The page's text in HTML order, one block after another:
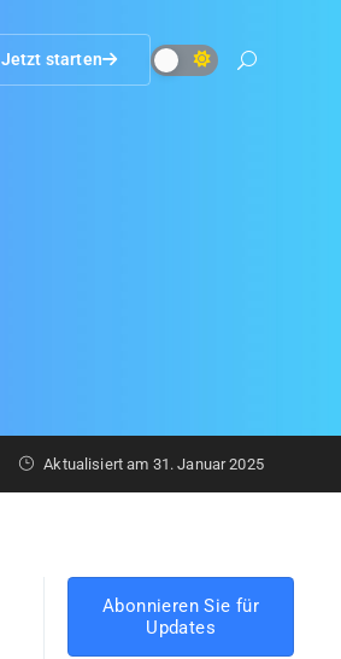
Jetzt starten
Aktualisiert am 31. Januar 2025
Abonnieren Sie für
Updates